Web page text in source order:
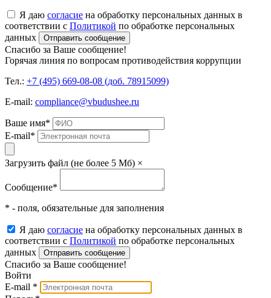
Я даю согласие на обработку персональных данных в
соответствии с Политикой по обработке персональных
данных
Отправить сообщение
Спасибо за Ваше сообщение!
Горячая линия по вопросам противодействия коррупции
Тел.: +7 (495) 669-08-08 (доб. 78915099)
E-mail: compliance@vbudushee.ru
Ваше имя*
E-mail*
Загрузить файл (не более 5 Мб) ×
Сообщение*
* - поля, обязательные для заполнения
Я даю согласие на обработку персональных данных в
соответствии с Политикой по обработке персональных
данных
Отправить сообщение
Спасибо за Ваше сообщение!
Войти
E-mail *